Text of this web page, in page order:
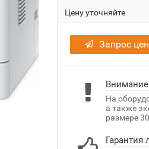
Цену уточняйте
Запрос
На
а также
размере
Гарантия